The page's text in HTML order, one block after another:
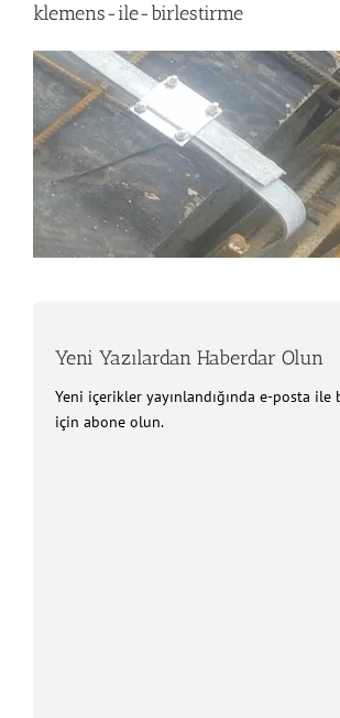
klemens-ile-birlestirme
Yeni Yazılardan Haberdar Olun
Yeni içerikler yayınlandığında e-posta
için abone olun.